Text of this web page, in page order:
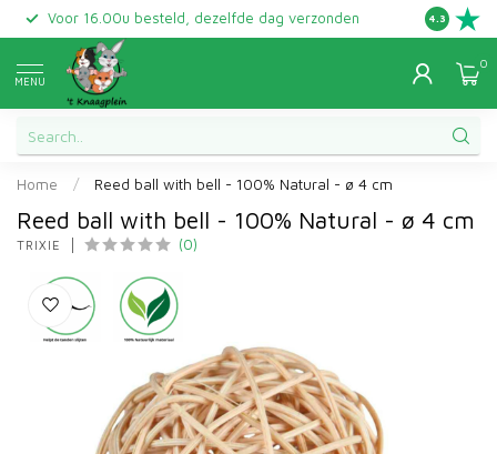
Voor 16.00u besteld, dezelfde dag verzonden Gratis
4.3
MENU
0
Home / Reed ball with bell - 100% Natural - ø 4 cm
Reed ball with bell - 100% Natural - ø 4 cm
TRIXIE (0)